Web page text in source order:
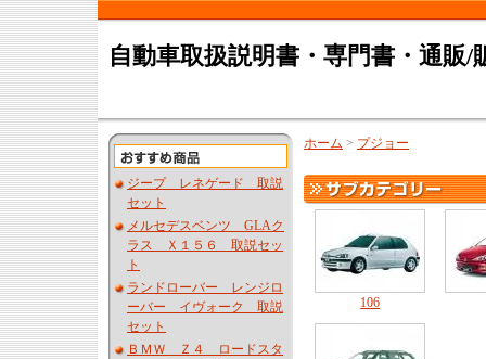
自動車取扱説明書・専門書・通販/
ジープ レネゲード 取説
セット
メルセデスベンツ GLAク
ラス Ｘ１５６ 取説セッ
ト
ランドローバー レンジロ
ーバー イヴォーク 取説
セット
ＢＭＷ Ｚ４ ロードスタ
ホーム > プジョー
106